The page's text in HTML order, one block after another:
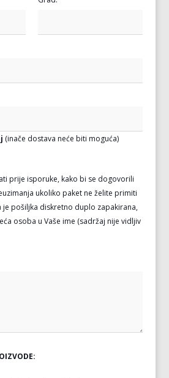
(inače dostava neće biti moguća)
prije isporuke, kako bi se dogovorili
ukoliko paket ne želite primiti
je pošiljka diskretno duplo zapakirana,
osoba u Vaše ime (sadržaj nije vidljiv